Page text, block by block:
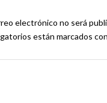
electrónico no será
están marcados con